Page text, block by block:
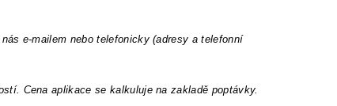
e-mailem nebo telefonicky (adresy a telefonní
Cena aplikace se kalkuluje na zakladě poptávky.